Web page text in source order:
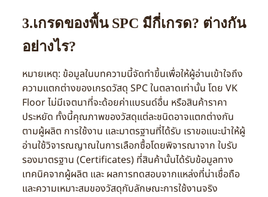
3.เกรดของพื้น SPC มีกี่เกรด? ต่างกัน
อย่างไร?
หมายเหตุ: ข้อมูลในบทความนี้จัดทำขึ้นเพื่อให้ผู้อ่านเข้าใจถึง
ความแตกต่างของเกรดวัสดุ SPC ในตลาดเท่านั้น โดย VK
Floor ไม่มีเจตนาที่จะด้อยค่าแบรนด์อื่น หรือสินค้าราคา
ประหยัด ทั้งนี้คุณภาพของวัสดุแต่ละชนิดอาจแตกต่างกัน
ตามผู้ผลิต การใช้งาน และมาตรฐานที่ได้รับ เราขอแนะนำให้ผู้
อ่านใช้วิจารณญาณในการเลือกซื้อโดยพิจารณาจาก ใบรับ
รองมาตรฐาน (Certificates) ที่สินค้านั้นได้รับข้อมูลทาง
เทคนิคจากผู้ผลิต และ ผลการทดสอบจากแหล่งที่น่าเชื่อถือ
และความเหมาะสมของวัสดุกับลักษณะการใช้งานจริง